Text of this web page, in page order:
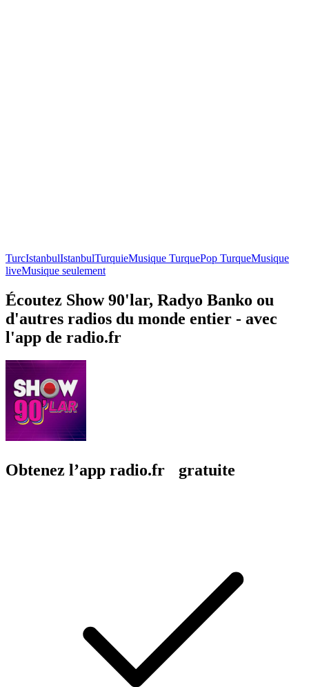
TurcIstanbulIstanbulTurquieMusique TurquePop TurqueMusique
liveMusique seulement
Écoutez Show 90'lar, Radyo Banko ou
d'autres radios du monde entier - avec
l'app de radio.fr
Obtenez l’app radio.fr gratuite